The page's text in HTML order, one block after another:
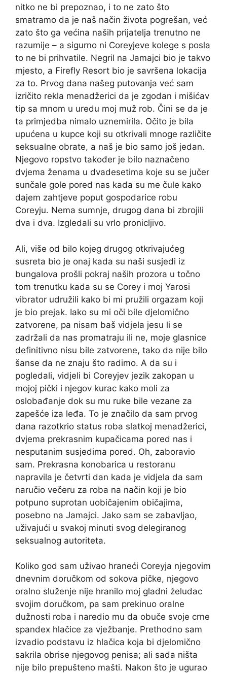
nitko ne bi prepoznao, i to ne zato što
smatramo da je naš način života pogrešan, već
zato što ga većina naših prijatelja trenutno ne
razumije – a sigurno ni Coreyjeve kolege s posla
to ne bi prihvatile. Negril na Jamajci bio je takvo
mjesto, a Firefly Resort bio je savršena lokacija
za to. Prvog dana našeg putovanja već sam
izričito rekla menadžerici da je zgodan i mišićav
tip sa mnom u uredu moj muž rob. Čini se da je
ta primjedba nimalo uznemirila. Očito je bila
upućena u kupce koji su otkrivali mnoge različite
seksualne obrate, a naš je bio samo još jedan.
Njegovo ropstvo također je bilo naznačeno
dvjema ženama u dvadesetima koje su se jučer
sunčale gole pored nas kada su me čule kako
dajem zahtjeve poput gospodarice robu
Coreyju. Nema sumnje, drugog dana bi zbrojili
dva i dva. Izgledali su vrlo pronicljivo.
Ali, više od bilo kojeg drugog otkrivajućeg
susreta bio je onaj kada su naši susjedi iz
bungalova prošli pokraj naših prozora u točno
tom trenutku kada su se Corey i moj Yarosi
vibrator udružili kako bi mi pružili orgazam koji
je bio prejak. Iako su mi oči bile djelomično
zatvorene, pa nisam baš vidjela jesu li se
zadržali da nas promatraju ili ne, moje glasnice
definitivno nisu bile zatvorene, tako da nije bilo
šanse da ne znaju što radimo. A da su i
pogledali, vidjeli bi Coreyjev jezik zakopan u
mojoj pički i njegov kurac kako moli za
oslobađanje dok su mu ruke bile vezane za
zapešće iza leđa. To je značilo da sam prvog
dana razotkrio status roba slatkoj menadžerici,
dvjema prekrasnim kupačicama pored nas i
nesputanim susjedima pored. Oh, zaboravio
sam. Prekrasna konobarica u restoranu
napravila je četvrti dan kada je vidjela da sam
naručio večeru za roba na način koji je bio
potpuno suprotan uobičajenim običajima,
posebno na Jamajci. Jako sam se zabavljao,
uživajući u svakoj minuti svog delegiranog
seksualnog autoriteta.
Koliko god sam uživao hraneći Coreyja njegovim
dnevnim doručkom od sokova pičke, njegovo
oralno služenje nije hranilo moj gladni želudac
svojim doručkom, pa sam prekinuo oralne
dužnosti roba i naredio mu da obuče svoje crne
spandex hlačice za vježbanje. Prethodno sam
izvadio podstavu iz hlačica koja bi djelomično
sakrila obrise njegovog penisa; ali sada ništa
nije bilo prepušteno mašti. Nakon što je ugurao